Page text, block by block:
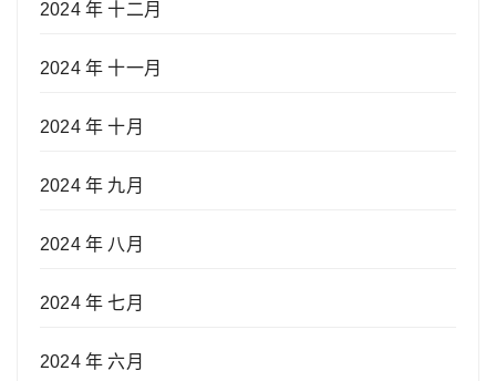
2024 年 十二月
2024 年 十一月
2024 年 十月
2024 年 九月
2024 年 八月
2024 年 七月
2024 年 六月